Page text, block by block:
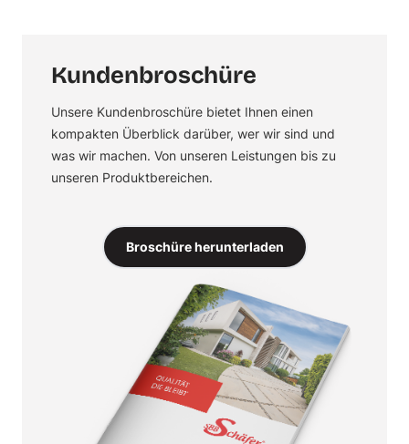
Kundenbroschüre
Unsere Kundenbroschüre bietet Ihnen einen
kompakten Überblick darüber, wer wir sind und
was wir machen. Von unseren Leistungen bis zu
unseren Produktbereichen.
Broschüre herunterladen